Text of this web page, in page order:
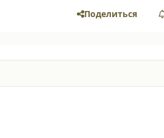
Поделиться